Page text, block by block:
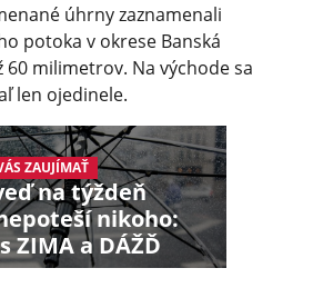
úhrny zaznamenali
potoka v okrese Banská
60 milimetrov. Na východe sa
len ojedinele.
ZAUJÍMAŤ
na týždeň
nikoho:
ZIMA a DÁŽĎ